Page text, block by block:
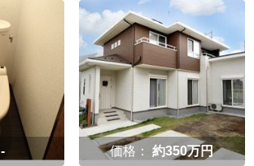
- 価格：約350万円